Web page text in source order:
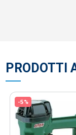
PRODOTTI
-5%